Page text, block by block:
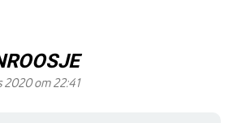
2020 om 22:41